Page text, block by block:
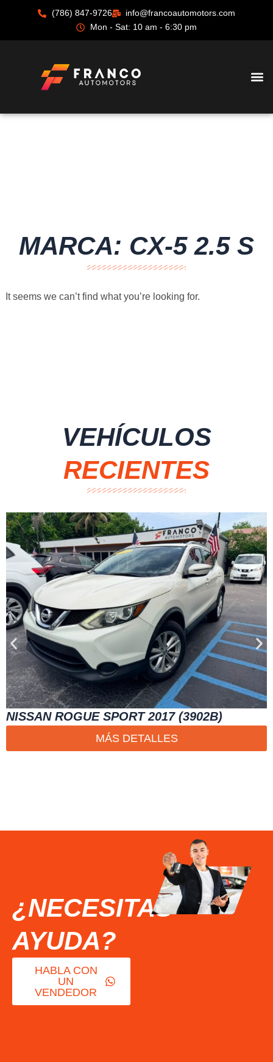
contenido
(786) 847-9726
info@francoautomotors.com
Mon - Sat: 10 am - 6:30 pm
MARCA: CX-5 2.5 S
It seems we can’t find what you’re looking for.
VEHÍCULOS
RECIENTES
NISSAN ROGUE SPORT 2017 (3902B)
MÁS DETALLES
¿NECESITAS
AYUDA?
HABLA CON
UN
VENDEDOR